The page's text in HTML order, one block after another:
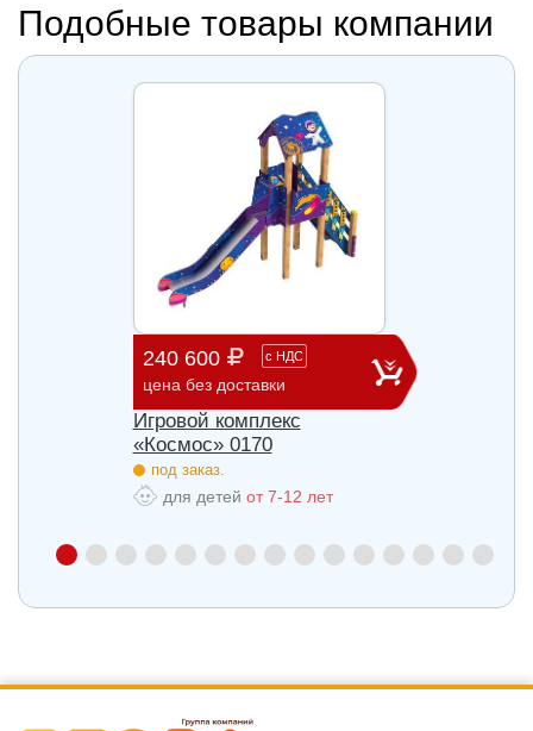
Подобные товары компании
240 600 с НДС
цена без доставки
Игровой комплекс
«Космос» 0170
под заказ.
для детей от 7-12 лет